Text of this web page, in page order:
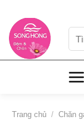
content
Trang chủ / Chăn